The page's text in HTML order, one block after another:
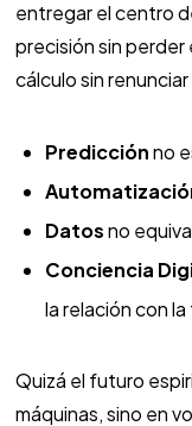
entregar el centro
precisión sin perder
cálculo sin
Predicciónno
Datosno
Conciencia
la relación con
Quizá el futuro
máquinas, sino en